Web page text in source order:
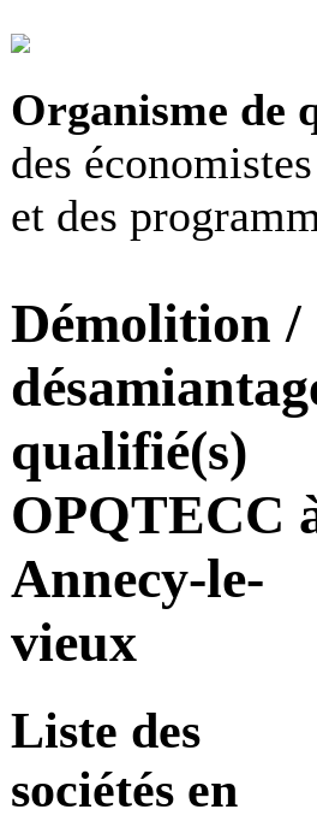
Organisme de
des
et des
Démolition /
qualifié(s)
OPQTECC
Annecy-le-
vieux
Liste des
sociétés en